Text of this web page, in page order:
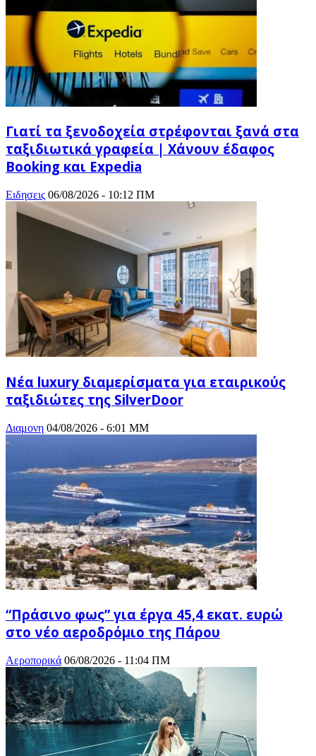
Γιατί τα ξενοδοχεία στρέφονται ξανά στα
ταξιδιωτικά γραφεία | Χάνουν έδαφος
Booking και Expedia
Ειδησεις 06/08/2026 - 10:12 ΠΜ
Νέα luxury διαμερίσματα για εταιρικούς
ταξιδιώτες της SilverDoor
Διαμονη 04/08/2026 - 6:01 ΜΜ
“Πράσινο φως” για έργα 45,4 εκατ. ευρώ
στο νέο αεροδρόμιο της Πάρου
Αεροπορικά 06/08/2026 - 11:04 ΠΜ